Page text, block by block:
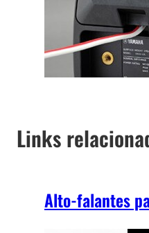
Links
Alto-falantes